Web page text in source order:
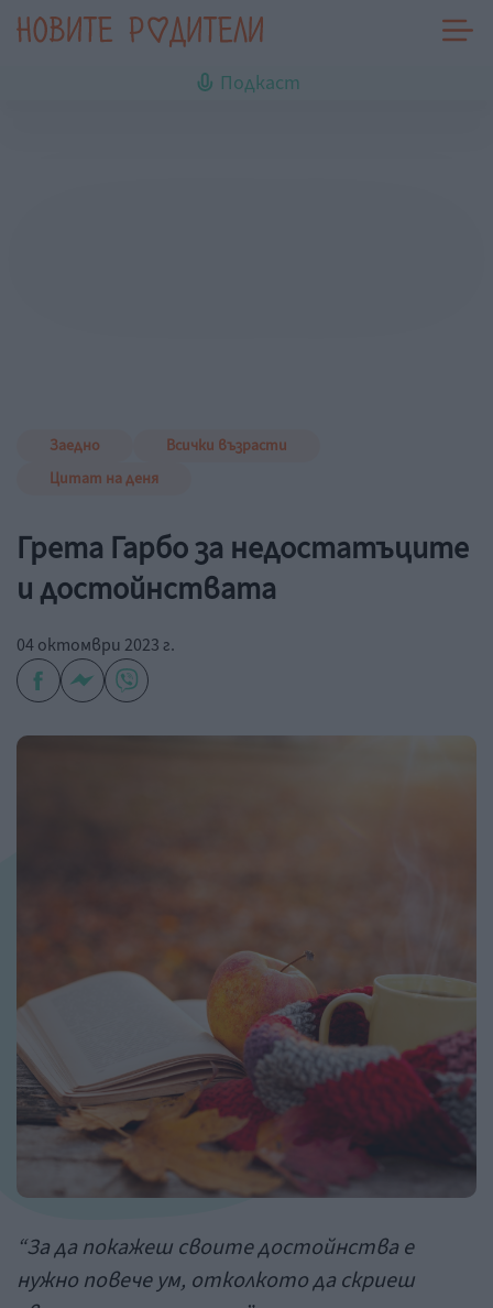
Подкаст
Заедно
Всички възрасти
Цитат на деня
Грета Гарбо за недостатъците
и достойнствата
04 октомври 2023 г.
“За да покажеш своите достойнства е
нужно повече ум, отколкото да скриеш